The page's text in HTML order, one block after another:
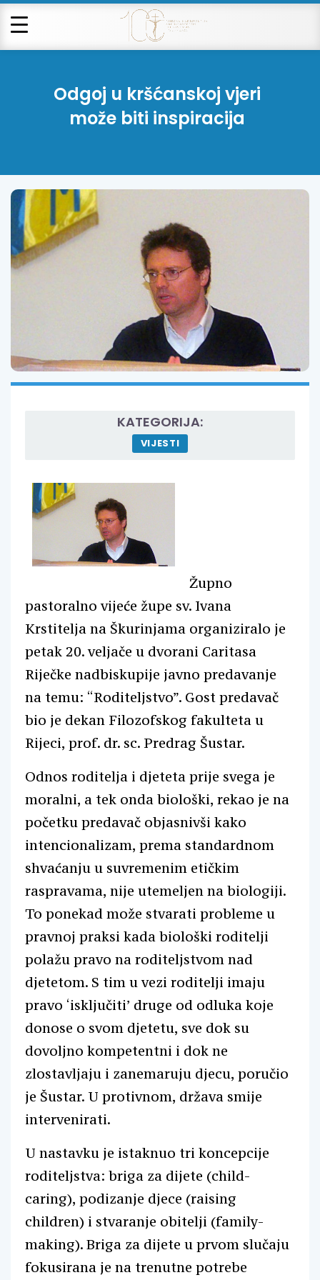
Odgoj u kršćanskoj vjeri
može biti inspiracija
KATEGORIJA:
VIJESTI
Župno
pastoralno vijeće župe sv. Ivana
Krstitelja na Škurinjama organiziralo je
petak 20. veljače u dvorani Caritasa
Riječke nadbiskupije javno predavanje
na temu: “Roditeljstvo”. Gost predavač
bio je dekan Filozofskog fakulteta u
Rijeci, prof. dr. sc. Predrag Šustar.
Odnos roditelja i djeteta prije svega je
moralni, a tek onda biološki, rekao je na
početku predavač objasnivši kako
intencionalizam, prema standardnom
shvaćanju u suvremenim etičkim
raspravama, nije utemeljen na biologiji.
To ponekad može stvarati probleme u
pravnoj praksi kada biološki roditelji
polažu pravo na roditeljstvom nad
djetetom. S tim u vezi roditelji imaju
pravo ‘isključiti’ druge od odluka koje
donose o svom djetetu, sve dok su
dovoljno kompetentni i dok ne
zlostavljaju i zanemaruju djecu, poručio
je Šustar. U protivnom, država smije
intervenirati.
U nastavku je istaknuo tri koncepcije
roditeljstva: briga za dijete (child-
caring), podizanje djece (raising
children) i stvaranje obitelji (family-
making). Briga za dijete u prvom slučaju
fokusirana je na trenutne potrebe